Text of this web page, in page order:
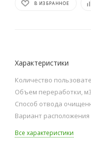
В ИЗБРАННОЕ
Характеристики
Количество
Объем переработки,
Способ отвода
Вариант расположения
Все характеристики